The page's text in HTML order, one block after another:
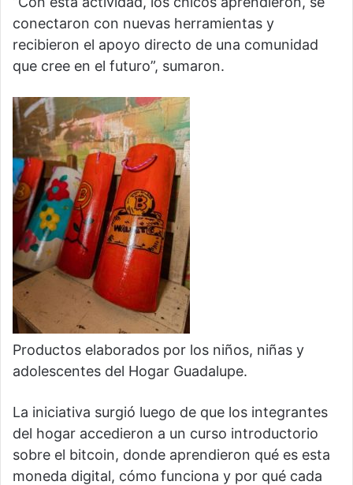
conectaron con nuevas herramientas y
recibieron el apoyo directo de una comunidad
que cree en el futuro”, sumaron.
Productos elaborados por los niños, niñas y
adolescentes del Hogar Guadalupe.
La iniciativa surgió luego de que los integrantes
del hogar accedieron a un curso introductorio
sobre el bitcoin, donde aprendieron qué es esta
moneda digital, cómo funciona y por qué cada